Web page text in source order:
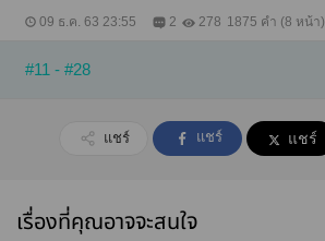
09 ธ.ค. 63 23:55 2 278 1875 คำ (8 หน้า)
#11 - #28
แชร์ แชร์ แชร์
เรื่องที่คุณอาจจะสนใจ